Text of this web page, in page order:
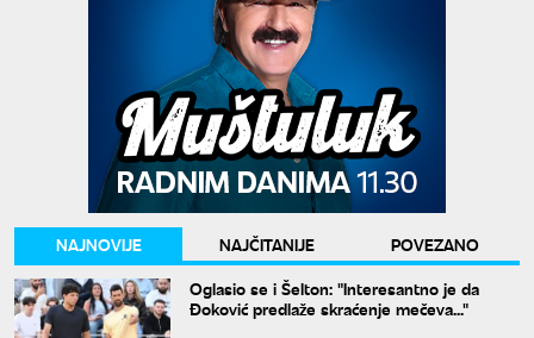
NAJNOVIJE NAJČITANIJE
POVEZANO
Oglasio se i Šelton: "Interesantno je da
Đoković predlaže skraćenje mečeva..."